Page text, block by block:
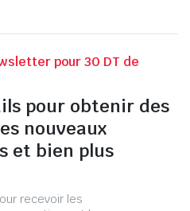
pour 30 DT de
pour obtenir des
nouveaux
et bien plus
recevoir les